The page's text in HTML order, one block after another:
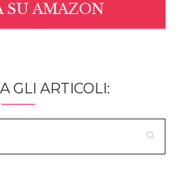
SU AMAZON
GLI ARTICOLI: